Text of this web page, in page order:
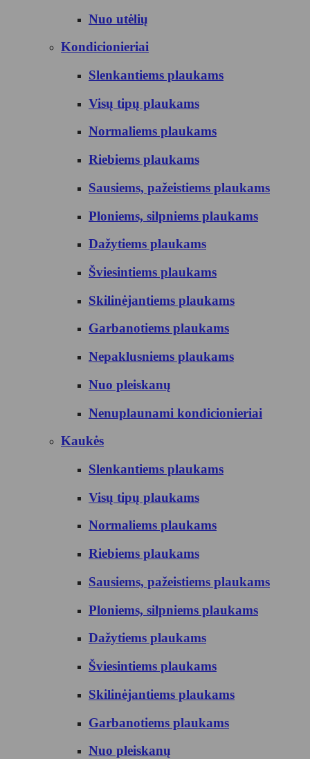
Nuo utėlių
Kondicionieriai
Slenkantiems plaukams
Visų tipų plaukams
Normaliems plaukams
Riebiems plaukams
Sausiems, pažeistiems plaukams
Ploniems, silpniems plaukams
Dažytiems plaukams
Šviesintiems plaukams
Skilinėjantiems plaukams
Garbanotiems plaukams
Nepaklusniems plaukams
Nuo pleiskanų
Nenuplaunami kondicionieriai
Kaukės
Slenkantiems plaukams
Visų tipų plaukams
Normaliems plaukams
Riebiems plaukams
Sausiems, pažeistiems plaukams
Ploniems, silpniems plaukams
Dažytiems plaukams
Šviesintiems plaukams
Skilinėjantiems plaukams
Garbanotiems plaukams
Nuo pleiskanų